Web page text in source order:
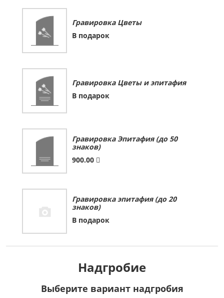
Гравировка Цветы
В подарок
Гравировка Цветы и эпитафия
В подарок
Гравировка Эпитафия (до 50
знаков)
900.00
Гравировка эпитафия (до 20
знаков)
В подарок
Надгробие
Выберите вариант надгробия